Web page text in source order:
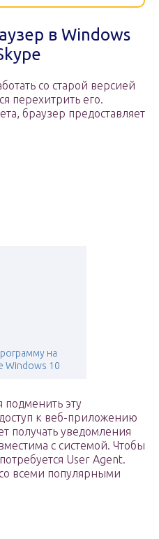
в Windows
со старой версией
перехитрить его.
браузер предоставляет
на
Windows 10
подменить эту
к веб-приложению
получать уведомления
с системой. Чтобы
User Agent.
всеми популярными